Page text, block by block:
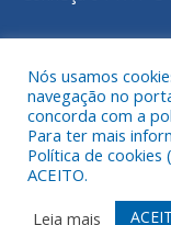
Todos os direitos
Mapa do Site
Nós usamos
navegação no
concorda com a
Para ter mais
Política de cookies (
ACEITO.
Leia mais